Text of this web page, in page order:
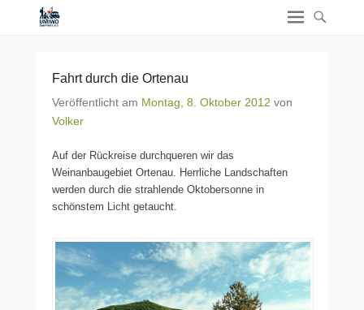
Fahrt durch die Ortenau
Veröffentlicht am Montag, 8. Oktober 2012 von
Volker
Auf der Rückreise durchqueren wir das
Weinanbaugebiet Ortenau. Herrliche Landschaften
werden durch die strahlende Oktobersonne in
schönstem Licht getaucht.